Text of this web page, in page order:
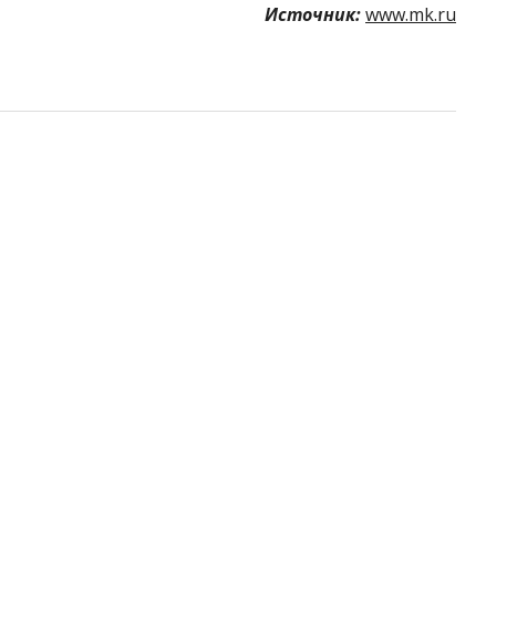
Источник:www.mk.ru